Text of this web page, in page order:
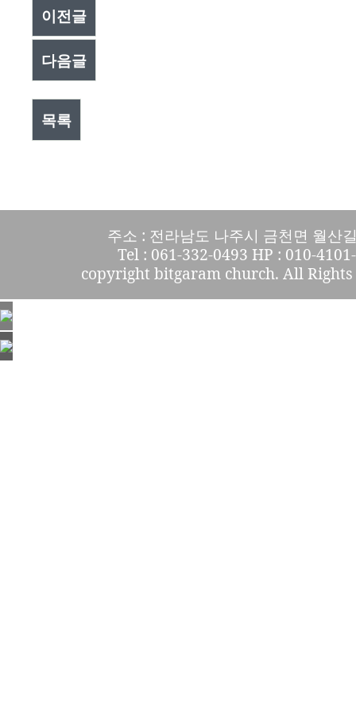
이전글
다음글
목록
주소 : 전라남도 나주시 금천면 월산
Tel : 061-332-0493 HP : 010-
copyright bitgaram church. All Rights